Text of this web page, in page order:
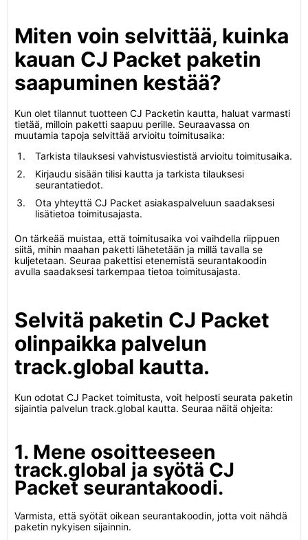
Miten voin selvittää, kuinka
kauan CJ Packet paketin
saapuminen kestää?
Kun olet tilannut tuotteen CJ Packetin kautta, haluat varmasti
tietää, milloin paketti saapuu perille. Seuraavassa on
muutamia tapoja selvittää arvioitu toimitusaika:
Tarkista tilauksesi vahvistusviestistä arvioitu toimitusaika.
Kirjaudu sisään tilisi kautta ja tarkista tilauksesi
seurantatiedot.
Ota yhteyttä CJ Packet asiakaspalveluun saadaksesi
lisätietoa toimitusajasta.
On tärkeää muistaa, että toimitusaika voi vaihdella riippuen
siitä, mihin maahan paketti lähetetään ja millä tavalla se
kuljetetaan. Seuraa pakettisi etenemistä seurantakoodin
avulla saadaksesi tarkempaa tietoa toimitusajasta.
Selvitä paketin CJ Packet
olinpaikka palvelun
track.global kautta.
Kun odotat CJ Packet toimitusta, voit helposti seurata paketin
sijaintia palvelun track.global kautta. Seuraa näitä ohjeita:
1. Mene osoitteeseen
track.global ja syötä CJ
Packet seurantakoodi.
Varmista, että syötät oikean seurantakoodin, jotta voit nähdä
paketin nykyisen sijainnin.